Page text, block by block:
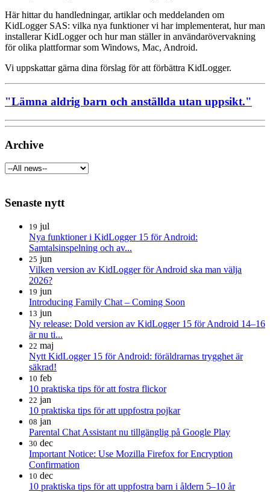
Här hittar du handledningar, artiklar och meddelanden om
KidLogger SAS: vilka nya funktioner vi har implementerat, hur man
installerar KidLogger och hur man ställer in användarövervakning
för olika plattformar som Windows, Mac, Android.
Vi uppskattar gärna dina förslag för att förbättra KidLogger.
"Lämna aldrig barn och anställda utan uppsikt."
Archive
Senaste nytt
19 jul
Nya funktioner i KidLogger 15 för Android:
Samtalsinspelning och av...
25 jun
Vilken version av KidLogger för Android ska man välja
2026?
19 jun
Introducing Family Chat – Coming Soon
13 jun
Ny release: Dold version av KidLogger 15 för Android 14–16
är nu ti...
22 maj
Nytt KidLogger 15 för Android: föräldrarnas trygghet är
säkrad!
10 feb
10 praktiska tips för att fostra flickor
22 jan
10 praktiska tips för att uppfostra pojkar
08 jan
Parental Chat Assistant nu tillgänglig på Google Play
30 dec
Important Notice: Use Mozilla Firefox for Encryption
Confirmation
10 dec
10 praktiska tips för att uppfostra barn i åldern 5–10 år